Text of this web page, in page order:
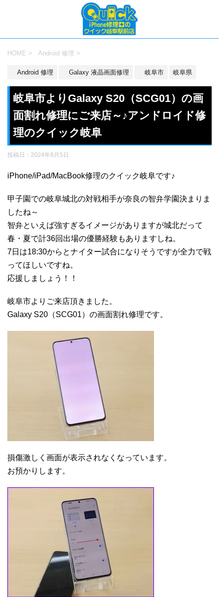
HOME > Android 修理 >
Android 修理 Galaxy 液晶画面修理 岐阜市 岐阜県
岐阜市よりGalaxy S20（SCG01）の画
面割れ修理にご来店～♪アンドロイド修
理のクイック岐阜
投稿日： 2024年8月5日
iPhone/iPad/MacBook修理のクイック岐阜です♪
甲子園での岐阜城北の対戦相手が奈良の智弁学園決まりま
したね～
智弁といえば強すぎるイメージがありますが城北だって
春・夏で計36回出場の優勝経験もありますしね。
7日は18:30からとナイター試合になりそうですが全力で戦
ってほしいですね。
応援しましょう！！
岐阜市よりご来店頂きました。
Galaxy S20（SCG01）の画面割れ修理です。
損傷激しく画面が表示されなくなっています。
お預かりします。